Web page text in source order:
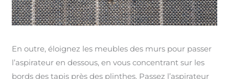
En outre, éloignez les meubles des murs pour passer
l’aspirateur en dessous, en vous concentrant sur les
bords des tapis près des plinthes. Passez l’aspirateur